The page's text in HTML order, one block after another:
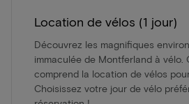
Location de vélos (1 jour)
Découvrez les magnifiques
immaculée de Montferland à vélo.
comprend la location de vélos
Choisissez votre jour de vélo